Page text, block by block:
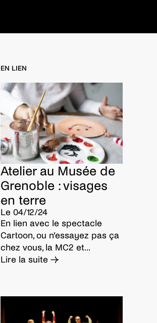
EN LIEN
Atelier au Musée de
Grenoble : visages
en terre
Le 04/12/24
En lien avec le spectacle
Cartoon, ou n’essayez pas ça
chez vous, la MC2 et...
Lire la suite →